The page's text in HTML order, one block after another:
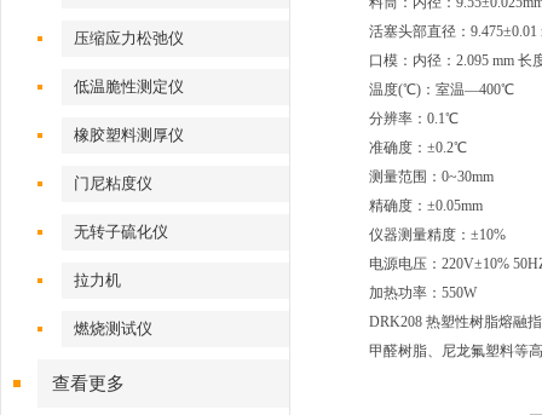
压缩应力松弛仪
低温脆性测定仪
橡胶塑料测厚仪
门尼粘度仪
无转子硫化仪
拉力机
燃烧测试仪
查看更多
活塞头部直径：9.475±0.01
口模：内径：2.095 mm 长
温度(℃)：室温—400℃
分辨率：0.1℃
准确度：±0.2℃
测量范围：0~30mm
精确度：±0.05mm
仪器测量精度：±10%
电源电压：220V±10%
加热功率：550W
DRK208 热塑性树脂熔融
甲醛树脂、尼龙氟塑料等